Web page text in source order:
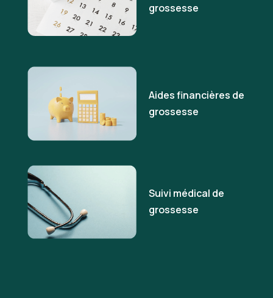
grossesse
Aides financières de
grossesse
Suivi médical de
grossesse